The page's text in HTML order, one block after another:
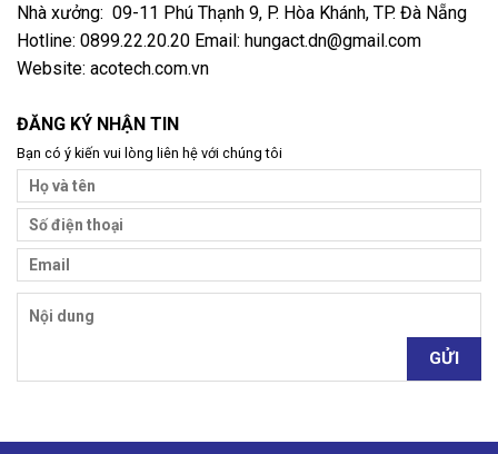
Nhà xưởng: 09-11 Phú Thạnh 9, P. Hòa Khánh, TP. Đà Nẵng
Hotline: 0899.22.20.20 Email: hungact.dn@gmail.com
Website: acotech.com.vn
ĐĂNG KÝ NHẬN TIN
Bạn có ý kiến vui lòng liên hệ với chúng tôi